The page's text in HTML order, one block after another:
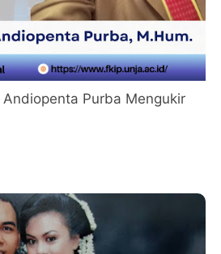
Purba Mengukir